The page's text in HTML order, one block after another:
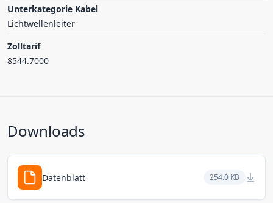
Unterkategorie Kabel
Lichtwellenleiter
Zolltarif
8544.7000
Downloads
Datenblatt 254.0 KB